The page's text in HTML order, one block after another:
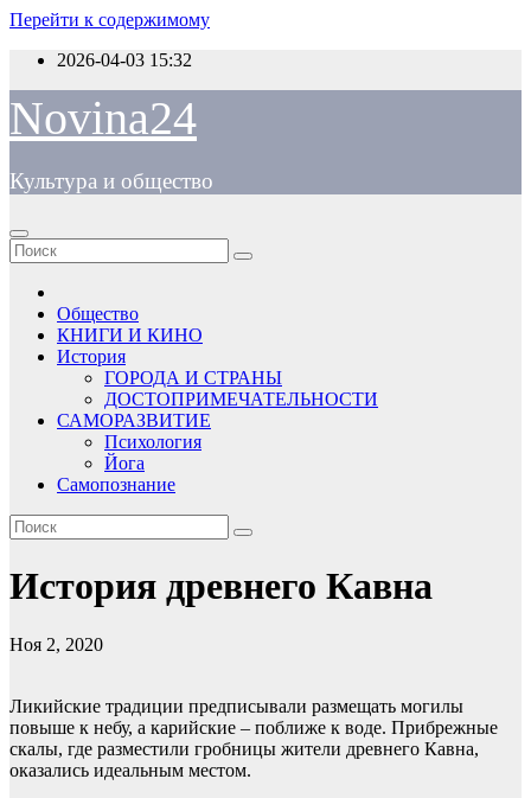
Перейти к содержимому
2026-04-03 15:32
Novina24
Культура и общество
Общество
КНИГИ И КИНО
История
ГОРОДА И СТРАНЫ
ДОСТОПРИМЕЧАТЕЛЬНОСТИ
САМОРАЗВИТИЕ
Психология
Йога
Самопознание
История древнего Кавна
Ноя 2, 2020
Ликийские традиции предписывали размещать могилы
повыше к небу, а карийские – поближе к воде. Прибрежные
скалы, где разместили гробницы жители древнего Кавна,
оказались идеальным местом.